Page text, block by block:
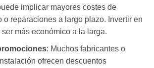
implicar mayores costes de
o reparaciones a largo plazo. Invertir en
más económico a la larga.
: Muchos fabricantes o
ofrecen descuentos